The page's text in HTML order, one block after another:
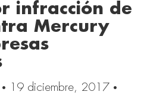
infracción de
Mercury
· 19 diciembre, 2017 ·